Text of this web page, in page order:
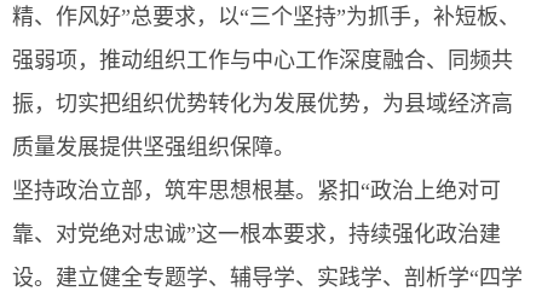
精、作风好”总要求，以“三个坚持”为抓手，补短板、
强弱项，推动组织工作与中心工作深度融合、同频共
振，切实把组织优势转化为发展优势，为县域经济高
质量发展提供坚强组织保障。
坚持政治立部，筑牢思想根基。紧扣“政治上绝对可
靠、对党绝对忠诚”这一根本要求，持续强化政治建
设。建立健全专题学、辅导学、实践学、剖析学“四学